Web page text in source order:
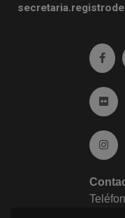
Ir a
Ir a
Ir a